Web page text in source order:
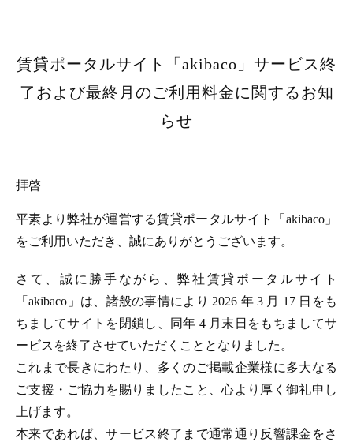
賃貸ポータルサイト「akibaco」サービス終
了および最終月のご利用料金に関するお知
らせ
拝啓
平素より弊社が運営する賃貸ポータルサイト「akibaco」
をご利用いただき、誠にありがとうございます。
さて、誠に勝手ながら、弊社賃貸ポータルサイト
「akibaco」は、諸般の事情により 2026 年 3 月 17 日をも
ちましてサイトを閉鎖し、同年 4 月末日をもちましてサ
ービスを終了させていただくこととなりました。
これまで長きにわたり、多くのご掲載企業様に多大なる
ご支援・ご協力を賜りましたこと、心より厚く御礼申し
上げます。
本来であれば、サービス終了まで通常通り反響課金をさ